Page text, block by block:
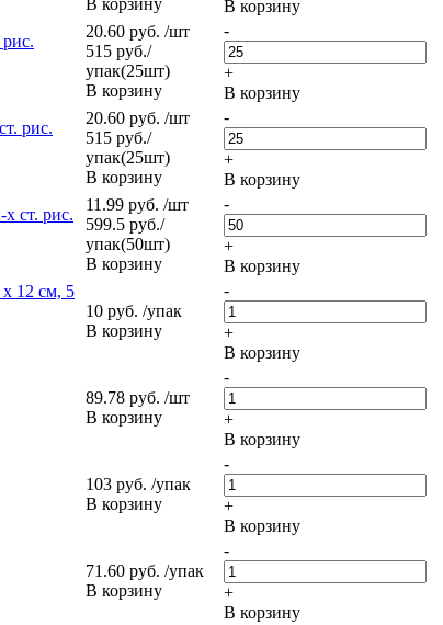
В корзину
20.60 руб. /шт
515 руб./
упак(25шт)
В корзину
-
+
В корзину
рис.
20.60 руб. /шт
515 руб./
упак(25шт)
В корзину
-
+
В корзину
ст. рис.
11.99 руб. /шт
599.5 руб./
упак(50шт)
В корзину
-
+
В корзину
х 12 см, 5
10 руб. /упак
В корзину
-
+
В корзину
89.78 руб. /шт
В корзину
-
+
В корзину
103 руб. /упак
В корзину
-
+
В корзину
71.60 руб. /упак
В корзину
-
+
В корзину